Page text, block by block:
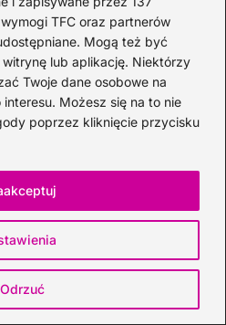
TFC oraz partnerów
Mogą też być
lub aplikację. Niektórzy
Twoje dane osobowe na
Możesz się na to nie
poprzez kliknięcie przycisku
Odrzuć
100ml? Oto
i sklepy, które